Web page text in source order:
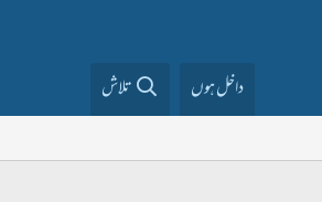
داخل ہوں تلاش